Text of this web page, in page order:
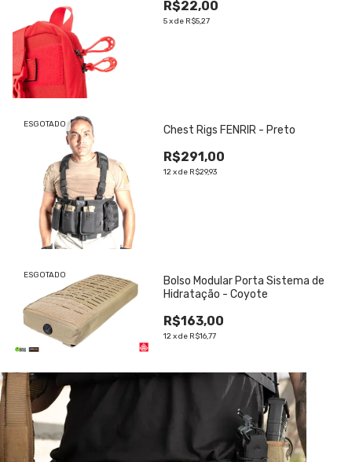
R$22,00
5xde R$5,27
ESGOTADO Chest Rigs FENRIR - Preto
R$291,00
12xde R$29,93
ESGOTADO
Bolso Modular Porta Sistema de
Hidratação - Coyote
R$163,00
12xde R$16,77